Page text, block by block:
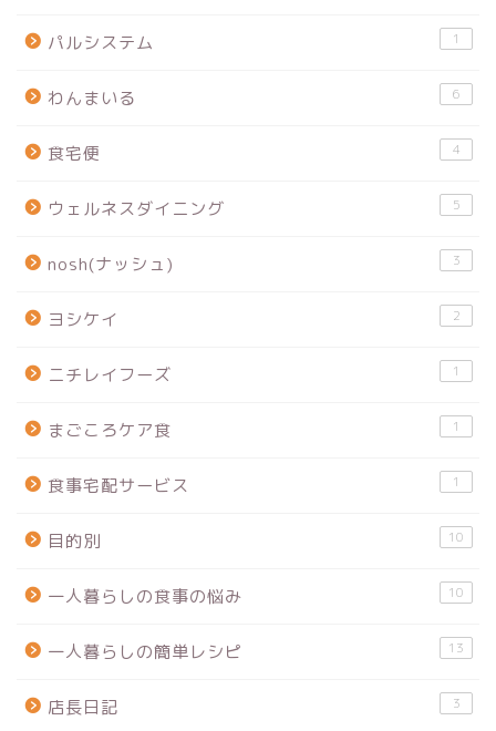
パルシステム 1
わんまいる 6
食宅便 4
ウェルネスダイニング 5
nosh(ナッシュ) 3
ヨシケイ 2
ニチレイフーズ 1
まごころケア食 1
食事宅配サービス 1
目的別 10
一人暮らしの食事の悩み 10
一人暮らしの簡単レシピ 13
店長日記 3